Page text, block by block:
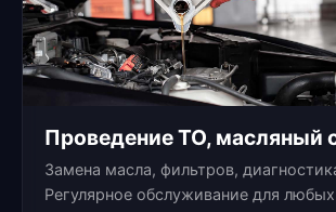
Проведение ТО, масляный
Замена масла, фильтров,
Регулярное обслуживание для